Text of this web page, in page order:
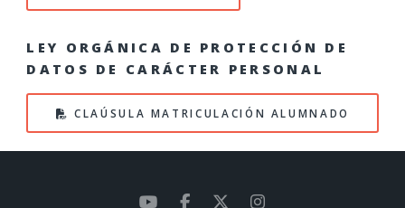
LEY ORGÁNICA DE PROTECCIÓN DE
DATOS DE CARÁCTER PERSONAL
CLAÚSULA MATRICULACIÓN ALUMNADO